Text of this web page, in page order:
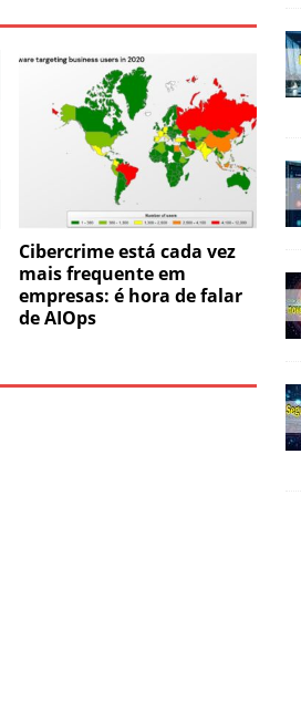
Cibercrime está cada vez
mais frequente em
empresas: é hora de falar
de AIOps